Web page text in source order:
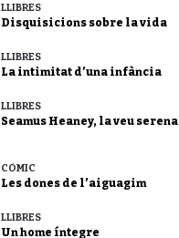
LLIBRES
Disquisicions sobre la vida
LLIBRES
La intimitat d’una infància
LLIBRES
Seamus Heaney, la veu serena
CÒMIC
Les dones de l’aiguagim
LLIBRES
Un home íntegre